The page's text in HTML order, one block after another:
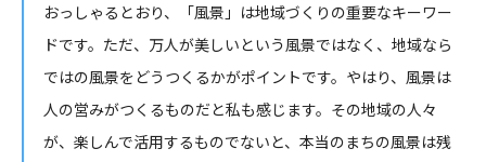
おっしゃるとおり、「風景」は地域づくりの重要なキーワー
ドです。ただ、万人が美しいという風景ではなく、地域なら
ではの風景をどうつくるかがポイントです。やはり、風景は
人の営みがつくるものだと私も感じます。その地域の人々
が、楽しんで活用するものでないと、本当のまちの風景は残